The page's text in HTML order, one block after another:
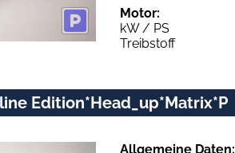
Motor:
kW / PS
Treibstoff
Edition*Head_up*Matrix*P
Allgemeine Daten: